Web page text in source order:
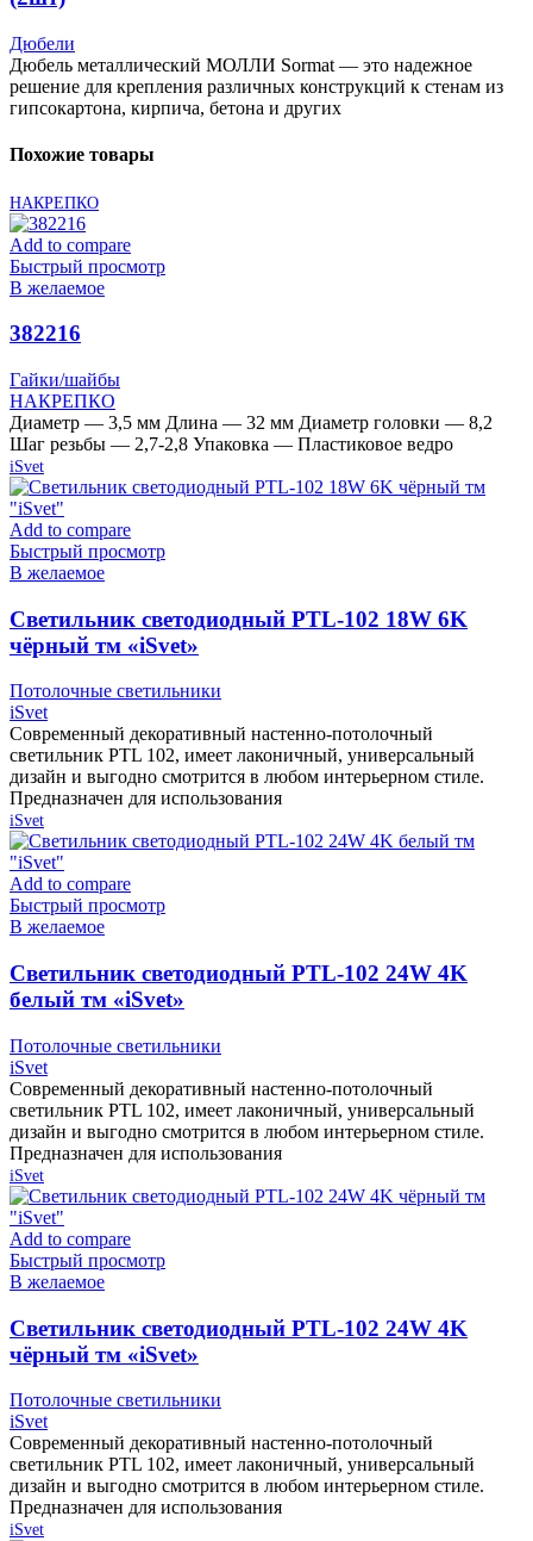
Дюбели
Дюбель металлический МОЛЛИ Sormat — это надежное
решение для крепления различных конструкций к стенам из
гипсокартона, кирпича, бетона и других
Похожие товары
НАКРЕПКО
Add to compare
Быстрый просмотр
В желаемое
382216
Гайки/шайбы
НАКРЕПКО
Диаметр — 3,5 мм Длина — 32 мм Диаметр головки — 8,2
Шаг резьбы — 2,7-2,8 Упаковка — Пластиковое ведро
iSvet
Add to compare
Быстрый просмотр
В желаемое
Cветильник светодиодный PTL-102 18W 6K
чёрный тм «iSvet»
Потолочные светильники
iSvet
Современный декоративный настенно-потолочный
светильник PTL 102, имеет лаконичный, универсальный
дизайн и выгодно смотрится в любом интерьерном стиле.
Предназначен для использования
iSvet
Add to compare
Быстрый просмотр
В желаемое
Cветильник светодиодный PTL-102 24W 4K
белый тм «iSvet»
Потолочные светильники
iSvet
Современный декоративный настенно-потолочный
светильник PTL 102, имеет лаконичный, универсальный
дизайн и выгодно смотрится в любом интерьерном стиле.
Предназначен для использования
iSvet
Add to compare
Быстрый просмотр
В желаемое
Cветильник светодиодный PTL-102 24W 4K
чёрный тм «iSvet»
Потолочные светильники
iSvet
Современный декоративный настенно-потолочный
светильник PTL 102, имеет лаконичный, универсальный
дизайн и выгодно смотрится в любом интерьерном стиле.
Предназначен для использования
iSvet